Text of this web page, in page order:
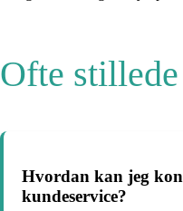
Ofte
Hvordan kan jeg
kundeservice?